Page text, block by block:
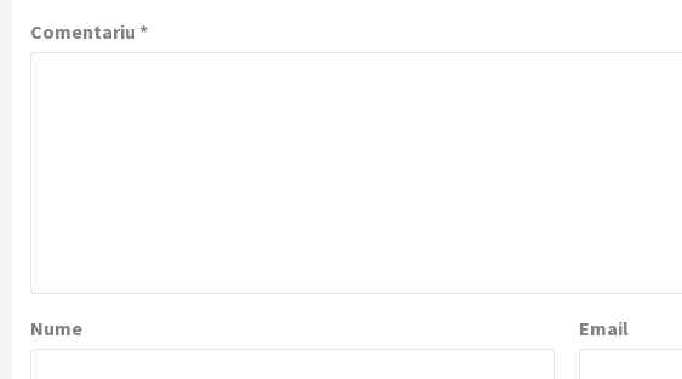
Comentariu *
Nume Email